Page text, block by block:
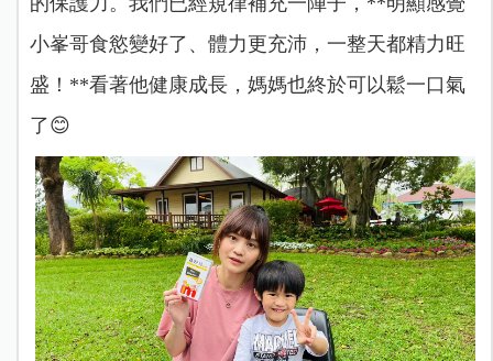
小峯哥食慾變好了、體力更充沛，一整天都精力旺
盛！**看著他健康成長，媽媽也終於可以鬆一口氣
了😊